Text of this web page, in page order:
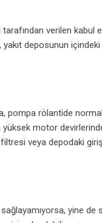
verilen kabul
yakıt deposunun
pompa rölantide
yüksek motor
veya depodaki giriş
yine de